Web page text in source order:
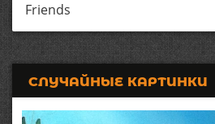
Friends
СЛУЧАЙНЫЕ КАРТИНКИ